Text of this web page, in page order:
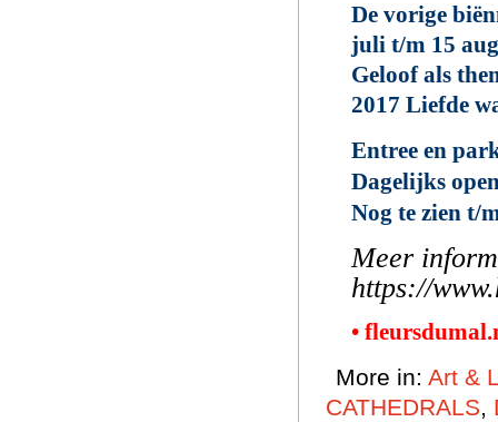
De vorige
juli t/m 15
Geloof als
2017 Liefde
Entree en
Dagelijks
Nog te zien t/
Meer
https://
•
More in: Art &
CATHEDRALS,